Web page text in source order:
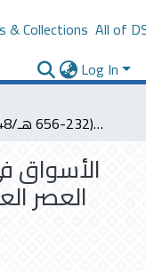
& Collections All of
Log In
الأسواق في شرق الجزيرة العربية في العصر العباسي(232-656 هـ/848-1258م )
الأسواق